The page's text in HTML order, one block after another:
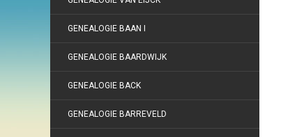
GENEALOGIE BAAN I
GENEALOGIE BAARDWIJK
GENEALOGIE BACK
GENEALOGIE BARREVELD